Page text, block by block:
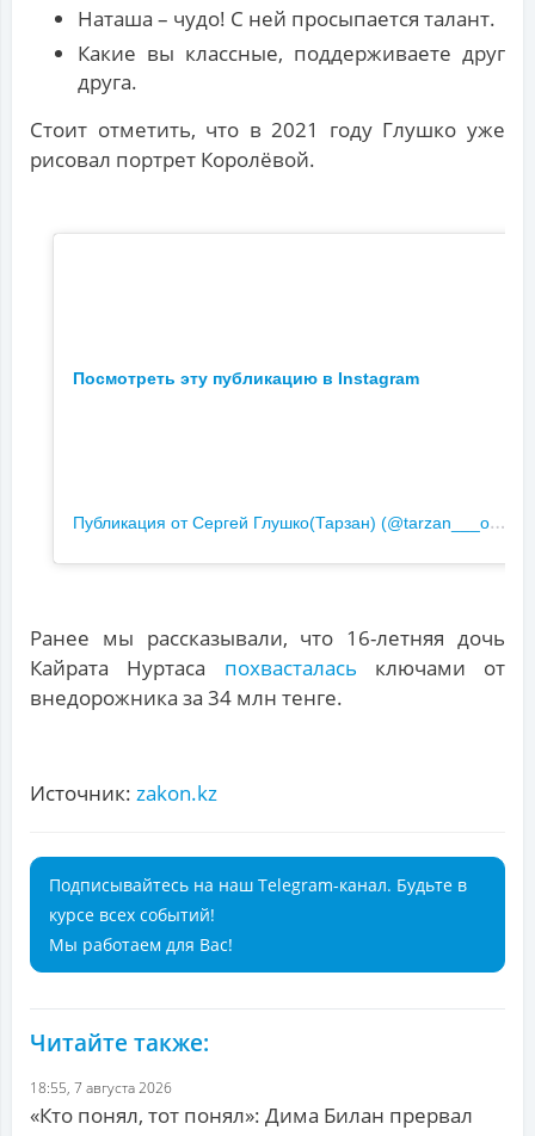
Наташа – чудо! С ней просыпается талант.
Какие вы классные, поддерживаете друг
друга.
Стоит отметить, что в 2021 году Глушко уже
рисовал портрет Королёвой.
Посмотреть эту публикацию в Instagram
П
убликация от Сергей Глушко(Тарзан) (@tarzan___official)
Ранее мы рассказывали, что 16-летняя дочь
Кайрата Нуртаса похвасталась ключами от
внедорожника за 34 млн тенге.
Источник: zakon.kz
Подписывайтесь на наш Telegram-канал. Будьте в
курсе всех событий!
Мы работаем для Вас!
Читайте также:
18:55, 7 августа 2026
«Кто понял, тот понял»: Дима Билан прервал